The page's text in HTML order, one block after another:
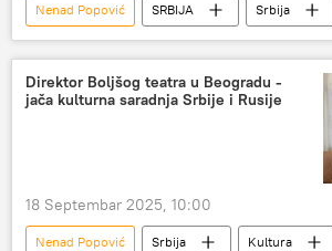
Nenad Popović SRBIJA
Srbija
Srbija – politika
Rusija
vakcina
Srbija – društvo
Direktor Boljšog teatra u Beogradu -
jača kulturna saradnja Srbije i Rusije
18 Septembar 2025, 10:00
Nenad Popović Srbija
Kultura